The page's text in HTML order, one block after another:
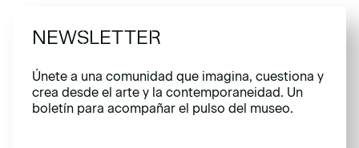
NEWSLETTER
Únete a una comunidad que imagina, cuestiona y
crea desde el arte y la contemporaneidad. Un
boletín para acompañar el pulso del museo.